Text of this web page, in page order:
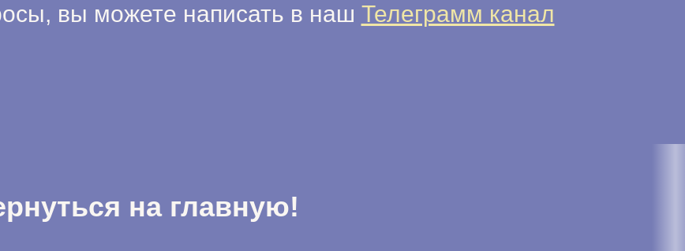
вы можете написать в наш Телеграмм канал
на главную!